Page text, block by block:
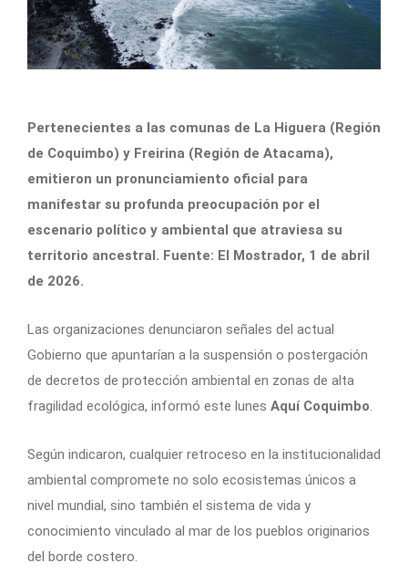
Pertenecientes a las comunas de La Higuera (Región
de Coquimbo) y Freirina (Región de Atacama),
emitieron un pronunciamiento oficial para
manifestar su profunda preocupación por el
escenario político y ambiental que atraviesa su
territorio ancestral. Fuente: El Mostrador, 1 de abril
de 2026.
Las organizaciones denunciaron señales del actual
Gobierno que apuntarían a la suspensión o postergación
de decretos de protección ambiental en zonas de alta
fragilidad ecológica, informó este lunes Aquí Coquimbo.
Según indicaron, cualquier retroceso en la institucionalidad
ambiental compromete no solo ecosistemas únicos a
nivel mundial, sino también el sistema de vida y
conocimiento vinculado al mar de los pueblos originarios
del borde costero.